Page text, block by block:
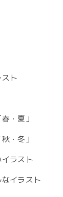
ト
・夏」
・冬」
ラスト
イラスト